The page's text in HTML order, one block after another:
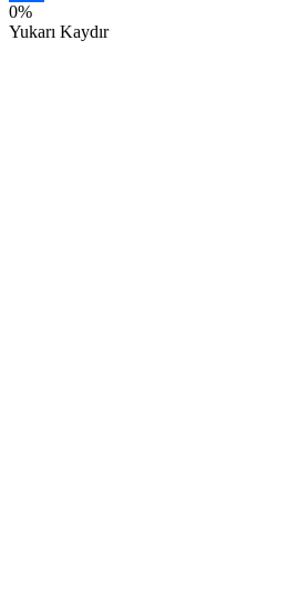
Share
0%
Yukarı Kaydır